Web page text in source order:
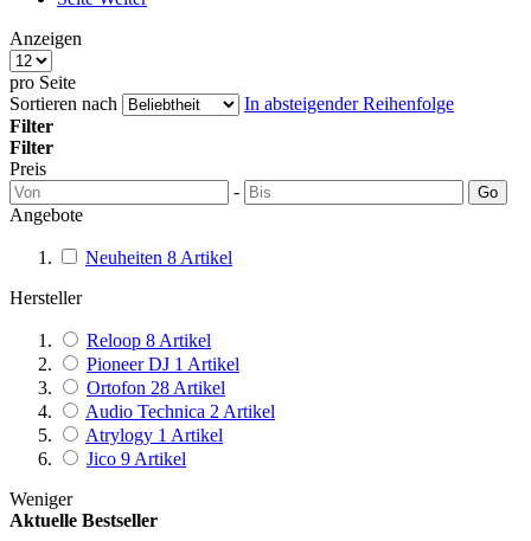
Anzeigen
pro Seite
Sortieren nach
In absteigender Reihenfolge
Filter
Filter
Preis
-
Go
Angebote
Neuheiten 8 Artikel
Hersteller
Reloop 8 Artikel
Pioneer DJ 1 Artikel
Ortofon 28 Artikel
Audio Technica 2 Artikel
Atrylogy 1 Artikel
Jico 9 Artikel
Weniger
Aktuelle Bestseller